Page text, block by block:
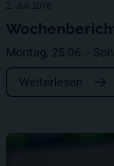
2. Juli 2018
Montag, 25.06. -
Weiterlesen